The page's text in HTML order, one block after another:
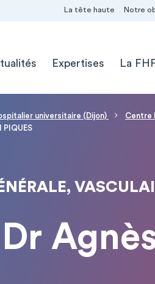
La tête haute Notre
Expertises La
universitaire (Dijon) Centre
PIQUES
Dr